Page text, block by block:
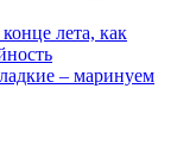
лета, как
– маринуем